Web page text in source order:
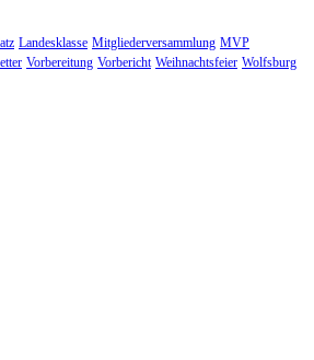
Landesklasse Mitgliederversammlung MVP
Vorbereitung Vorbericht Weihnachtsfeier Wolfsburg